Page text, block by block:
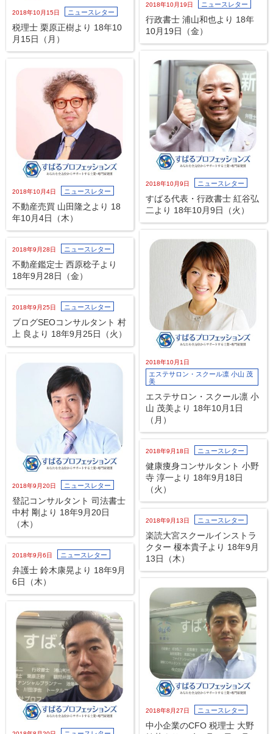
2018年10月19日 ニュースレター
行政書士 浦山和也より 18年
10月19日（金）
2018年10月15日 ニュースレター
税理士 栗原正樹より 18年10
月15日（月）
2018年10月9日 ニュースレター
すばる代表・行政書士 紅谷弘
二より 18年10月9日（火）
2018年10月4日 ニュースレター
不動産売買 山田隆之より 18
年10月4日（木）
2018年10月1日
エステサロン・スクール凛 小山 茂
美
エステサロン・スクール凛 小
山 茂美より 18年10月1日
（月）
2018年9月28日 ニュースレター
不動産鑑定士 西原稔子より
18年9月28日（金）
2018年9月25日 ニュースレター
ブログSEOコンサルタント 村
上 良より 18年9月25日（火）
2018年9月20日 ニュースレター
登記コンサルタント 司法書士
中村 剛より 18年9月20日
（木）
2018年9月18日 ニュースレター
健康痩身コンサルタント 小野
寺 淳一より 18年9月18日
（火）
2018年9月13日 ニュースレター
楽読大宮スクールインストラ
クター 榎本貴子より 18年9月
13日（木）
2018年9月6日 ニュースレター
弁護士 鈴木康晃より 18年9月
6日（木）
2018年8月27日 ニュースレター
中小企業のCFO 税理士 大野